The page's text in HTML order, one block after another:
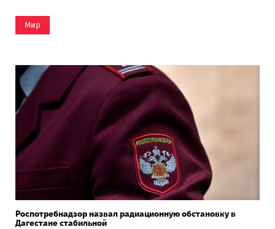
Мир
Роспотребнадзор назвал радиационную обстановку в
Дагестане стабильной